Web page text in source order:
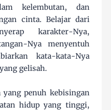
kelembutan, dan
cinta. Belajar dari
karakter-Nya,
Nya menyentuh
kata-kata-Nya
gelisah.
penuh kebisingan
hidup yang tinggi,